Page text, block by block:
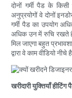
दोनों गर्मी पैड के
अनुप्रयोगों वे दोनों
गर्मी पैड का उपयोग
अधिक उन में रुचि रखते हैं.
मिल जाएगा बहुत
द्वारा वे काम वीडियो नीचे
खरीदारी युक्तियाँ